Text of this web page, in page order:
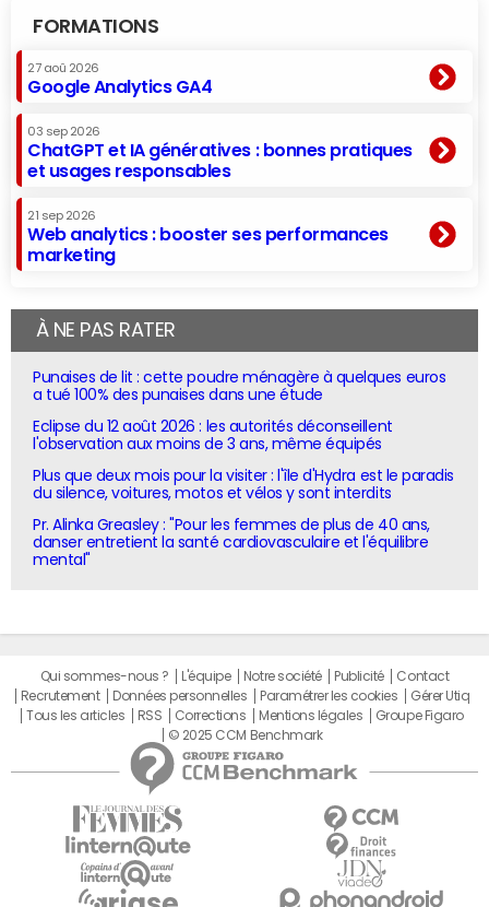
FORMATIONS
27 aoû 2026
Google Analytics GA4
03 sep 2026
ChatGPT et IA génératives : bonnes pratiques
et usages responsables
21 sep 2026
Web analytics : booster ses performances
marketing
À NE PAS RATER
Punaises de lit : cette poudre ménagère à quelques euros
a tué 100% des punaises dans une étude
Eclipse du 12 août 2026 : les autorités déconseillent
l'observation aux moins de 3 ans, même équipés
Plus que deux mois pour la visiter : l'île d'Hydra est le paradis
du silence, voitures, motos et vélos y sont interdits
Pr. Alinka Greasley : "Pour les femmes de plus de 40 ans,
danser entretient la santé cardiovasculaire et l'équilibre
mental"
Qui sommes-nous ? L'équipe Notre société Publicité
Contact
Recrutement
Données personnelles Paramétrer les cookies
Gérer Utiq
Tous les articles
RSS Corrections Mentions légales
Groupe Figaro
© 2025 CCM Benchmark